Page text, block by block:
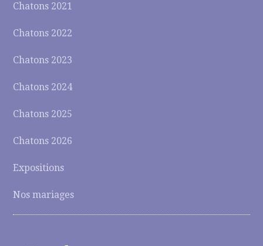
Chatons 2021
Chatons 2022
Chatons 2023
Chatons 2024
Chatons 2025
Chatons 2026
Expositions
Nos mariages